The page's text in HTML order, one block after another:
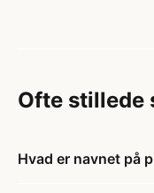
Ofte stillede
Hvad er navnet på